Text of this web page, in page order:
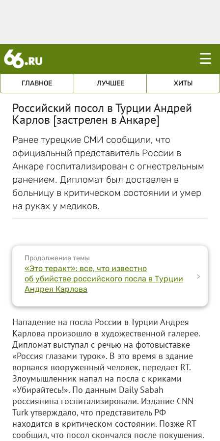
☰
ГЛАВНОЕ ЛУЧШЕЕ ХИТЫ
Российский посол в Турции Андрей
Карлов [застрелен в Анкаре]
Ранее турецкие СМИ сообщили, что
официальный представитель России в
Анкаре госпитализирован с огнестрельным
ранением. Дипломат был доставлен в
больницу в критическом состоянии и умер
на руках у медиков.
Продолжение темы
«Это теракт»: все, что известно
об убийстве российского посла в Турции
Андрея Карлова
>
Нападение на посла России в Турции Андрея
Карлова произошло в художественной галерее.
Дипломат выступал с речью на фотовыставке
«Россия глазами турок». В это время в здание
ворвался вооруженный человек, передает RT.
Злоумышленник напал на посла с криками
«Убирайтесь!». По данным Daily Sabah
россиянина госпитализировали. Издание CNN
Turk утверждало, что представитель РФ
находится в критическом состоянии. Позже RT
сообщил, что посол скончался после покушения.